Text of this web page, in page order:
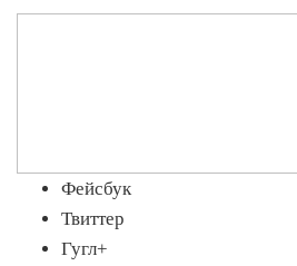
Фейсбук
Твиттер
Гугл+